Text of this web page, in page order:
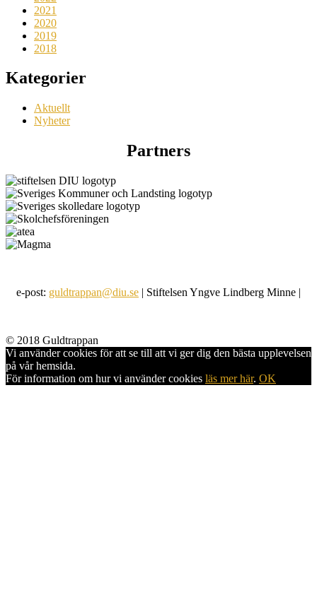
2021
2020
2019
2018
Kategorier
Aktuellt
Nyheter
Partners
e-post: guldtrappan@diu.se | Stiftelsen Yngve Lindberg Minne |
© 2018 Guldtrappan
Vi använder cookies för att se till att vi ger dig den bästa upplevelsen
på vår hemsida.
För information om hur vi använder cookies läs mer här. OK